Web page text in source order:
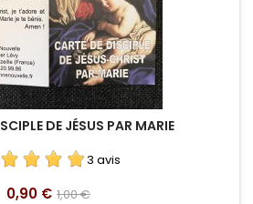
DE JÉSUS PAR MARIE
3 avis
Prix
0,90 € Prix
1,00 €